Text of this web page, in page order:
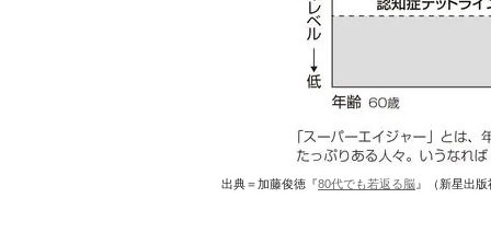
出典＝加藤俊徳『80代でも若返る脳 』（新星出版